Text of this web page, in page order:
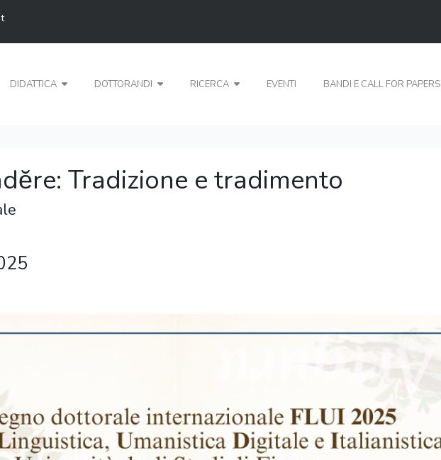
DIDATTICA DOTTORANDI RICERCA EVENTI BANDI E CALL FOR PAPERS
Tradizione e tradimento